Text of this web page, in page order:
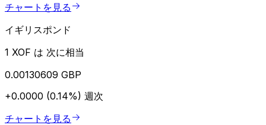
チャートを見る
イギリスポンド
1 XOF は 次に相当
0.00130609 GBP
+0.0000 (0.14%) 週次
チャートを見る